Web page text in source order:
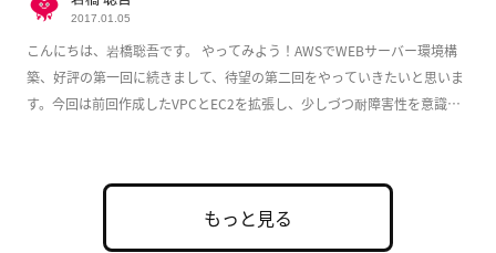
こんにちは、岩橋聡吾です。 やってみよう！AWSでWEBサーバー環境構
築、好評の第一回に続きまして、待望の第二回をやっていきたいと思いま
す。今回は前回作成したVPCとEC2を拡張し、少しづつ耐障害性を意識し
2017.01.05
もっと見る